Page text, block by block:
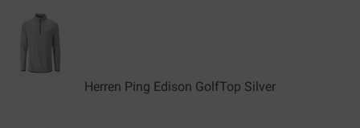
Herren Ping Edison GolfTop Silver